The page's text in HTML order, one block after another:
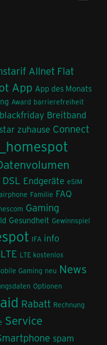
Allnet Flat
App App des Monats
Award barrierefreiheit
blackfriday Breitband
zuhause Connect
DSL Endgeräte eSIM
Familie FAQ
Gaming
Gesundheit Gewinnspiel
IFA info
LTE LTE kostenlos
Gaming neu News
Optionen
Rabatt Rechnung
Service
spam